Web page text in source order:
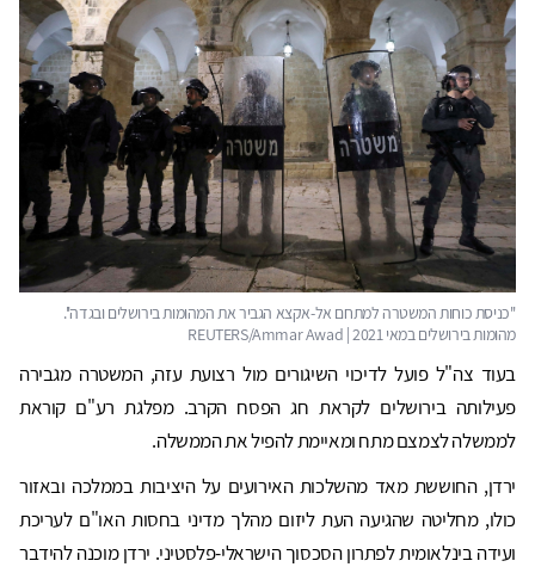
בעוד צה"ל פועל לדיכוי השיגורים מול רצועת עזה, המשטרה מגבירה
פעילותה בירושלים לקראת חג הפסח הקרב. מפלגת רע"ם קוראת
לממשלה לצמצם מתח ומאיימת להפיל את הממשלה.
ירדן, החוששת מאד מהשלכות האירועים על היציבות בממלכה ובאזור
כולו, מחליטה שהגיעה העת ליזום מהלך מדיני בחסות האו"ם לעריכת
ועידה בינלאומית לפתרון הסכסוך הישראלי-פלסטיני. ירדן מוכנה להידבר